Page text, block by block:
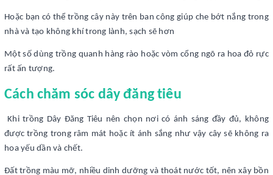
Hoặc bạn có thể trồng cây này trên ban công giúp che bớt nắng trong
nhà và tạo không khí trong lành, sạch sẽ hơn
Một số dùng trồng quanh hàng rào hoặc vòm cổng ngõ ra hoa đỏ rực
rất ấn tượng.
Cách chăm sóc dây đăng tiêu
Khi trồng Dây Đăng Tiêu nên chọn nơi có ánh sáng đầy đủ, không
được trồng trong râm mát hoặc ít ánh sắng như vậy cây sẽ không ra
hoa yếu dần và chết.
Đất trồng màu mỡ, nhiều dinh dưỡng và thoát nước tốt, nên xây bồn